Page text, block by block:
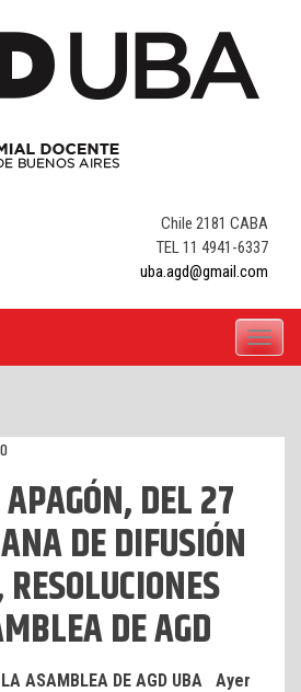
Chile 2181 CABA
TEL 11 4941-6337
uba.agd@gmail.com
Toggle
DEL 27
DE DIFUSIÓN
DE AGD
LA ASAMBLEA DE AGD UBA Ayer